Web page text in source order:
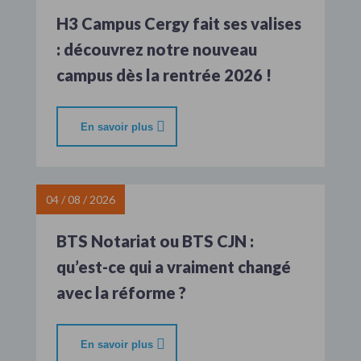
H3 Campus Cergy fait ses valises
: découvrez notre nouveau
campus dès la rentrée 2026 !
En savoir plus
04 / 08 / 2026
BTS Notariat ou BTS CJN :
qu’est-ce qui a vraiment changé
avec la réforme ?
En savoir plus